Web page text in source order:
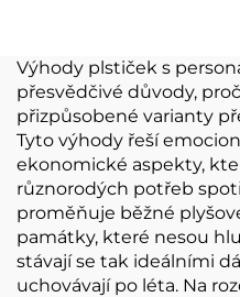
plyšová hračka
Výhody plstiček s
přesvědčivé důvody,
přizpůsobené varianty
Tyto výhody řeší
ekonomické aspekty,
různorodých potřeb
proměňuje běžné
památky, které nesou
stávají se tak ideálními
uchovávají po léta. Na